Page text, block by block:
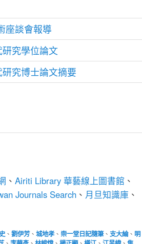
座談會報導
究學位論文
究博士論文摘要
、 Airiti Library 華藝線上圖書館 、
Journals Search 、 月旦知識庫 、
、 劉伊芳、 城地孝、 崇一堂日記隨筆、 支大綸、 明